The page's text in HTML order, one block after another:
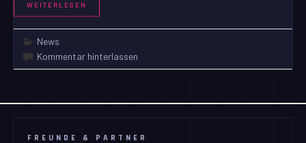
WEITERLESEN
News
Kommentar hinterlassen
FREUNDE & PARTNER